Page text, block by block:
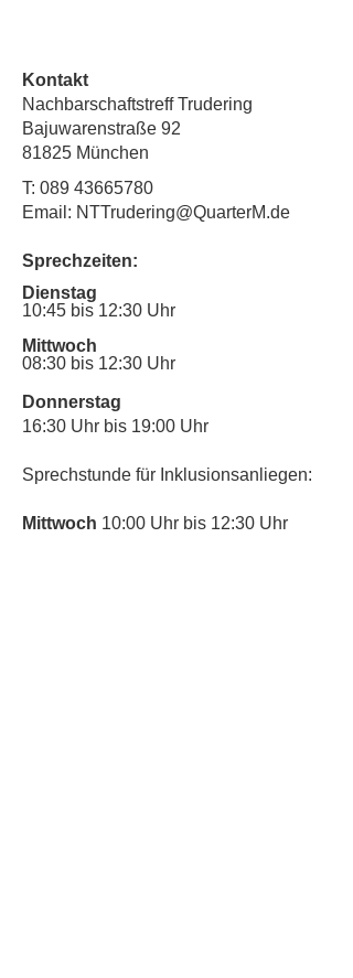
Kontakt
Nachbarschaftstreff Trudering
Bajuwarenstraße 92
81825 München
T: 089 43665780
Email: NTTrudering@QuarterM.de
Sprechzeiten:
Dienstag
10:45 bis 12:30 Uhr
Mittwoch
08:30 bis 12:30 Uhr
Donnerstag
16:30 Uhr bis 19:00 Uhr
Sprechstunde für Inklusionsanliegen:
Mittwoch 10:00 Uhr bis 12:30 Uhr